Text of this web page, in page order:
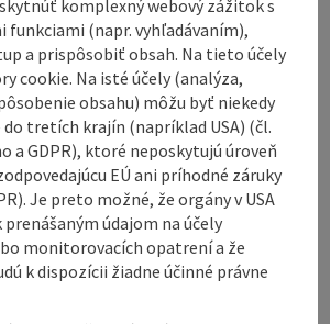
komplexný webový zážitok s
funkciami (napr. vyhľadávaním),
a prispôsobiť obsah. Na tieto účely
cookie. Na isté účely (analýza,
obsahu) môžu byť niekedy
do tretích krajín (napríklad USA) (čl.
a GDPR), ktoré neposkytujú úroveň
EÚ ani príhodné záruky
Je preto možné, že orgány v USA
údajom na účely
monitorovacích opatrení a že
k dispozícii žiadne účinné právne